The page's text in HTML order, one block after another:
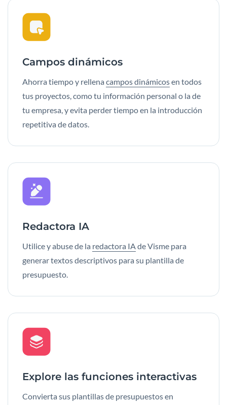
Campos dinámicos
Ahorra tiempo y rellena campos dinámicosen todos
tus proyectos, como tu información personal o la de
tu empresa, y evita perder tiempo en la introducción
repetitiva de datos.
Redactora IA
Utilice y abuse de la redactora IAde Visme para
generar textos descriptivos para su plantilla de
presupuesto.
Explore las funciones interactivas
Convierta sus plantillas de presupuestos en